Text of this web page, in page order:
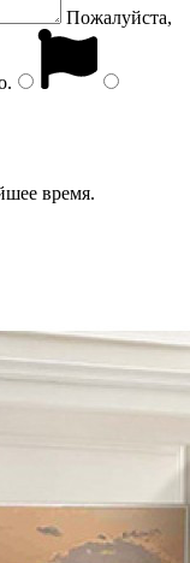
Пожалуйста,
.
время.